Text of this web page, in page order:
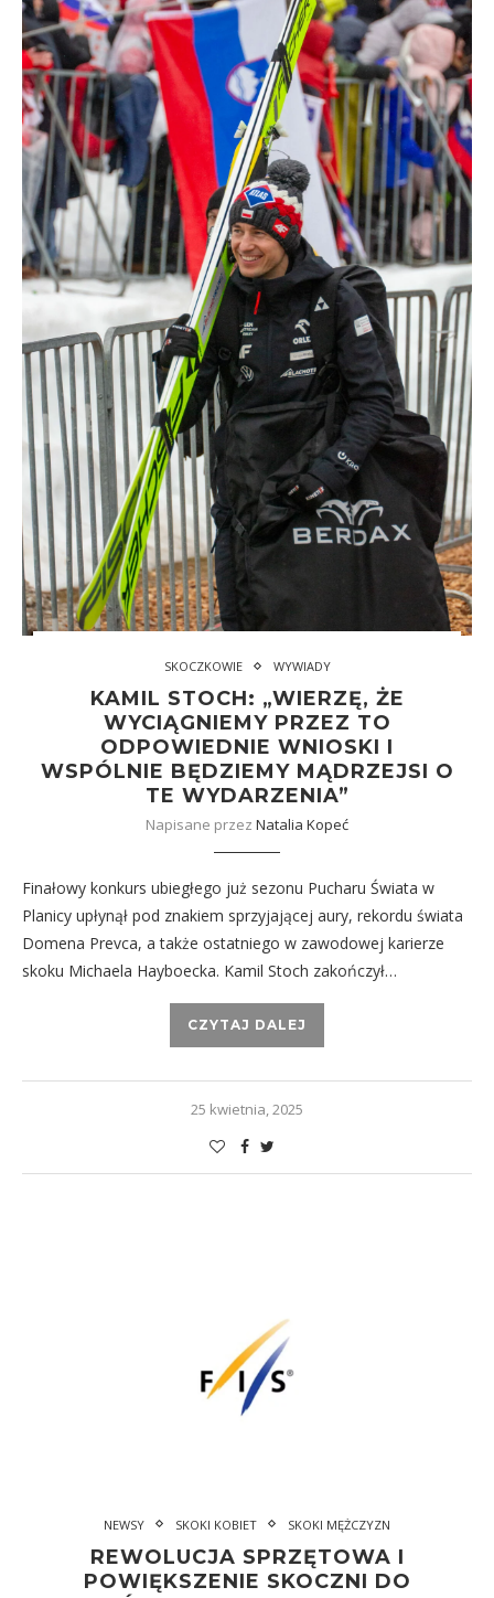
SKOCZKOWIE WYWIADY
KAMIL STOCH: „WIERZĘ, ŻE
WYCIĄGNIEMY PRZEZ TO
ODPOWIEDNIE WNIOSKI I
WSPÓLNIE BĘDZIEMY MĄDRZEJSI O
TE WYDARZENIA”
Napisane przez Natalia Kopeć
Finałowy konkurs ubiegłego już sezonu Pucharu Świata w
Planicy upłynął pod znakiem sprzyjającej aury, rekordu świata
Domena Prevca, a także ostatniego w zawodowej karierze
skoku Michaela Hayboecka. Kamil Stoch zakończył…
CZYTAJ DALEJ
25 kwietnia, 2025
NEWSY SKOKI KOBIET SKOKI MĘŻCZYZN
REWOLUCJA SPRZĘTOWA I
POWIĘKSZENIE SKOCZNI DO